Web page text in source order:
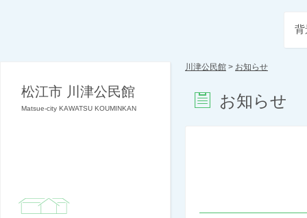
松江市 川津公民館
Matsue-city KAWATSU KOUMINKAN
背
川津公民館 > お知らせ
お知らせ